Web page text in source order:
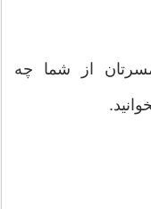
از شما چه